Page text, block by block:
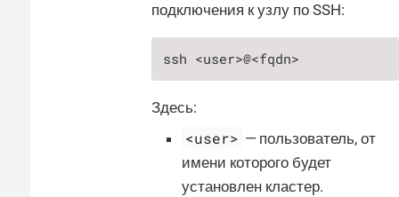
подключения к узлу по SSH:
ssh <user>@<fqdn>
Здесь:
<user> — пользователь, от
имени которого будет
установлен кластер.